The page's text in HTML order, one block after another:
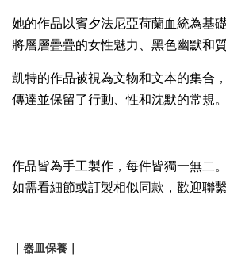
她的作品以賓夕法尼亞荷蘭血統為基礎
將層層疊疊的女性魅力、黑色幽默和
凱特的作品被視為文物和文本的集合，
傳達並保留了行動、性和沈默的常規。
作品皆為手工製作，每件皆獨一無二。
如需看細節或訂製相似同款，歡迎聯繫
｜器皿保養｜